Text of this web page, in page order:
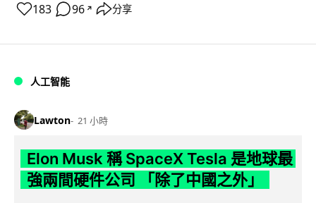
183 96 ↗ 分享
人工智能
Lawton 21 小時
Elon Musk 稱 SpaceX Tesla 是地球最
強兩間硬件公司 「除了中國之外」